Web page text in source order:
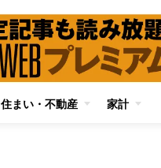
住まい・不動産 家計